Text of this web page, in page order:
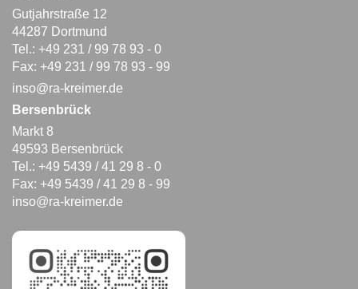
Gutjahrstraße 12
44287 Dortmund
Tel.: +49 231 / 99 78 93 - 0
Fax: +49 231 / 99 78 93 - 99
inso@ra-kreimer.de
Bersenbrück
Markt 8
49593 Bersenbrück
Tel.: +49 5439 / 41 29 8 - 0
Fax: +49 5439 / 41 29 8 - 99
inso@ra-kreimer.de